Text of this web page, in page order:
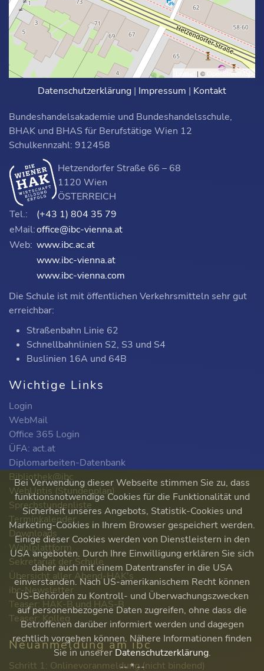
Leaflet | © OpenStreetMap
Datenschutzerklärung | Impressum | Kontakt
Bundeshandelsakademie und Bundeshandelsschule,
BHAK und BHAS für Berufstätige Wien 12
Schulkennzahl: 912458
Hetzendorfer Straße 66 – 68
1120 Wien
ÖSTERREICH
Tel.:
(+43 1) 804 35 79
eMail:office@ibc-vienna.at
Web: www.ibc.ac.at
www.ibc-vienna.at
www.ibc-vienna.com
Die Schule ist mit öffentlichen Verkehrsmitteln sehr gut
erreichbar:
Straßenbahn Linie 62
Schnellbahnlinien S2, S3 und S4
Buslinien 16A und 64B
Wichtige Links
Login
WebMail
Office 365 Login
ÜFA: act.at
Diplomarbeiten-Datenbank
Bibliothek@ibc
WebUntis (Stundenplan)
Sprechstundenliste
Terminkalender
Downloads
Wahlplattform
Sekretariat der Schule
Übersicht aller Abend-HAK's
ibc-Newsletter
Teaser: HAK-B und HAS-B
Teaser: Kolleg
Neuanmeldung am ibc
Schritt 1: Onlinevoranmeldung (nicht bindend)
Bei Verwendung dieser Webseite stimmen Sie zu, dass
funktionsnotwendige Cookies für die Funktionalität und
Sicherheit unseres Angebots, Statistik-Cookies und
Marketing-Cookies in Ihrem Browser gespeichert werden.
Einige dieser Cookies werden von Dienstleistern in den
USA angeboten. Durch Ihre Einwilligung erklären Sie sich
daher auch mit einem Datentransfer in die USA
einverstanden. Nach US-amerikanischem Recht können
US-Behörden zu Kontroll- und Überwachungszwecken
auf personenbezogene Daten zugreifen, ohne dass die
Betroffenen darüber informiert werden und dagegen
rechtlich vorgehen können. Nähere Informationen finden
Sie in unsererDatenschutzerklärung.
-- * --